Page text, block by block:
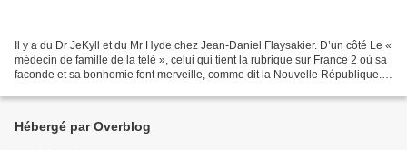
Il y a du Dr JeKyll et du Mr Hyde chez Jean-Daniel Flaysakier. D’un côté Le «
médecin de famille de la télé », celui qui tient la rubrique sur France 2 où sa
faconde et sa bonhomie font merveille, comme dit la Nouvelle République.
Hébergé par Overblog